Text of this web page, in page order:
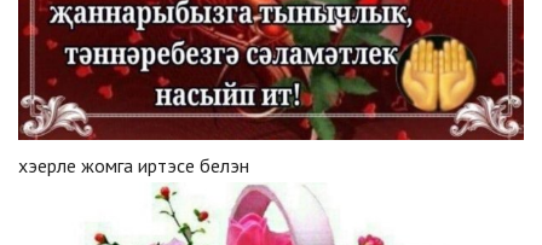
хэерле жомга иртэсе белэн